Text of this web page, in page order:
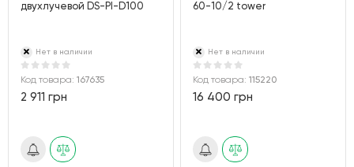
двухлучевой DS-PI-D100
Нет в наличии
Код товара: 167635
2 911 грн
60-10/2 tower
Нет в наличии
Код товара:115220
16 400 грн